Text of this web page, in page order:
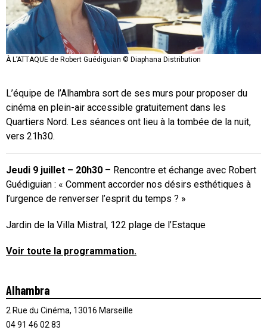
À L’ATTAQUE de Robert Guédiguian © Diaphana Distribution
L’équipe de l’Alhambra sort de ses murs pour proposer du
cinéma en plein-air accessible gratuitement dans les
Quartiers Nord. Les séances ont lieu à la tombée de la nuit,
vers 21h30.
Jeudi 9 juillet – 20h30 – Rencontre et échange avec Robert
Guédiguian : « Comment accorder nos désirs esthétiques à
l’urgence de renverser l’esprit du temps ? »
Jardin de la Villa Mistral, 122 plage de l’Estaque
Voir toute la programmation.
Alhambra
2 Rue du Cinéma, 13016 Marseille
04 91 46 02 83